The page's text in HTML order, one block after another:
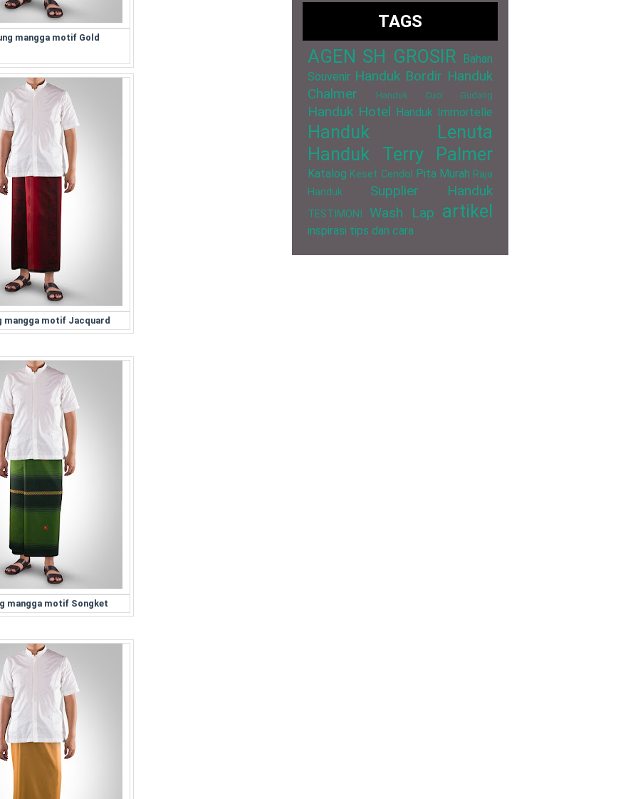
mangga motif Gold
mangga motif Jacquard
mangga motif Songket
TAGS
AGEN SH GROSIR Bahan
Souvenir Handuk Bordir Handuk
Chalmer
Handuk Cuci Gudang
Handuk Hotel Handuk Immortelle
Handuk Lenuta
Handuk Terry Palmer
Katalog Keset Cendol Pita Murah Raja
Handuk
Supplier Handuk
TESTIMONI Wash Lap artikel
inspirasi tips dan cara